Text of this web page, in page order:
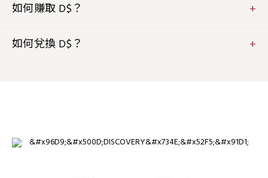
應用程式或網站，查閲您的 D$ 結餘。
如何賺取 D$？
D$，而有關獎賞將隨不同級別而增加。
如何兌換 D$？